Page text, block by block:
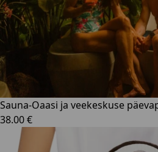
Sauna-Oaasi ja veekeskuse
38.00 €